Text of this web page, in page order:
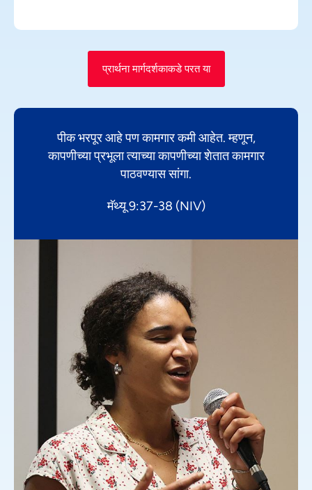
प्रार्थना मार्गदर्शकाकडे परत या
पीक भरपूर आहे पण कामगार कमी आहेत. म्हणून,
कापणीच्या प्रभूला त्याच्या कापणीच्या शेतात कामगार
पाठवण्यास सांगा.
मॅथ्यू 9:37-38 (NIV)